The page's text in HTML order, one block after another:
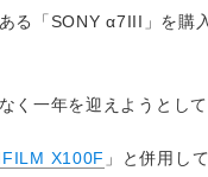
る「SONY α7III」を購
く一年を迎えようとして
X100F 」と併用し